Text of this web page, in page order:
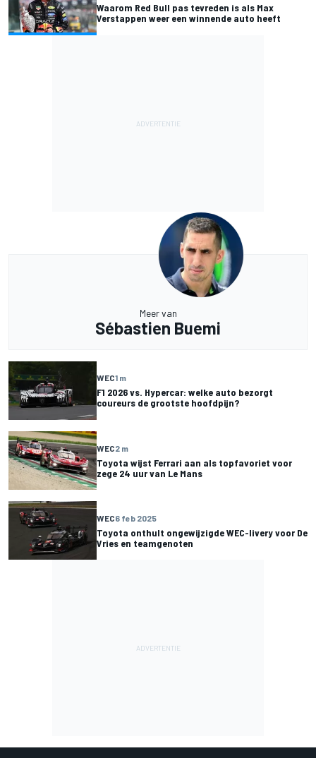
Waarom Red Bull pas tevreden is als Max
Verstappen weer een winnende auto heeft
Meer van
Sébastien Buemi
WEC1 m
F1 2026 vs. Hypercar: welke auto bezorgt
coureurs de grootste hoofdpijn?
WEC2 m
Toyota wijst Ferrari aan als topfavoriet voor
zege 24 uur van Le Mans
WEC6 feb 2025
Toyota onthult ongewijzigde WEC-livery voor De
Vries en teamgenoten